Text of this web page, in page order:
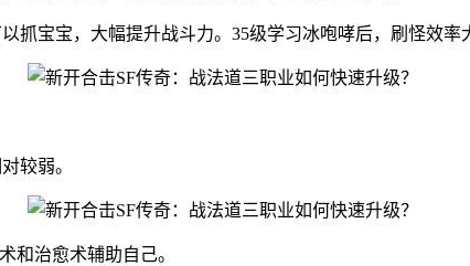
宝宝，大幅提升战斗力。35级学习冰咆哮后，刷怪效率
较弱。
和治愈术辅助自己。